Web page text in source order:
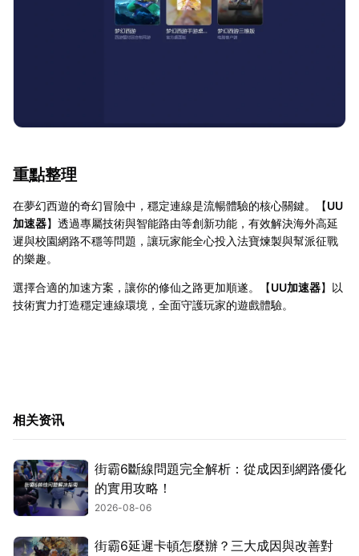
重點整理
在夢幻西遊的奇幻冒險中，穩定連線是流暢體驗的核心關鍵。【UU
加速器】透過專屬技術與智能路由等創新功能，有效解決海外高延
遲與校園網路不穩等問題，讓玩家能全心投入法寶煉製與幫派征戰
的樂趣。
選擇合適的加速方案，讓你的修仙之路更加順遂。【UU加速器】以
技術實力打造穩定連線環境，全面守護玩家的遊戲體驗。
相关资讯
街霸6斷線問題完全解析：從成因到網路優化
的實用攻略！
2026-08-06
街霸6延遲卡頓怎麼辦？三大成因與改善對